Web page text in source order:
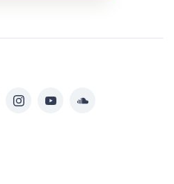
InstagramYouTubeSoundcloud